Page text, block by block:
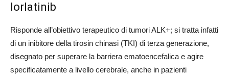
Iorlatinib
Risponde all’obiettivo terapeutico di tumori ALK+; si tratta infatti
di un inibitore della tirosin chinasi (TKI) di terza generazione,
disegnato per superare la barriera ematoencefalica e agire
specificatamente a livello cerebrale, anche in pazienti